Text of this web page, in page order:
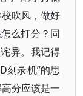
吹风，做好
么打分？同
异。我记得
刻录机”的思
分应该是一